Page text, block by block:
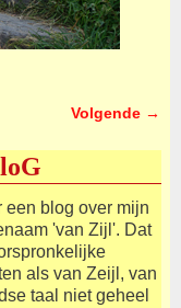
Volgende →
een blog over mijn
'van Zijl'. Dat
als van Zeijl, van
taal niet geheel